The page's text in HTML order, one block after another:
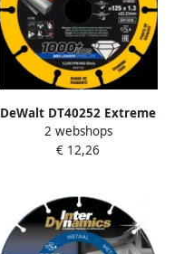
DeWalt DT40252 Extreme
Metal Diamantschijf | 125 x
22.23 x 1.3 mm DT40252-QZ
2 webshops
€ 12,26